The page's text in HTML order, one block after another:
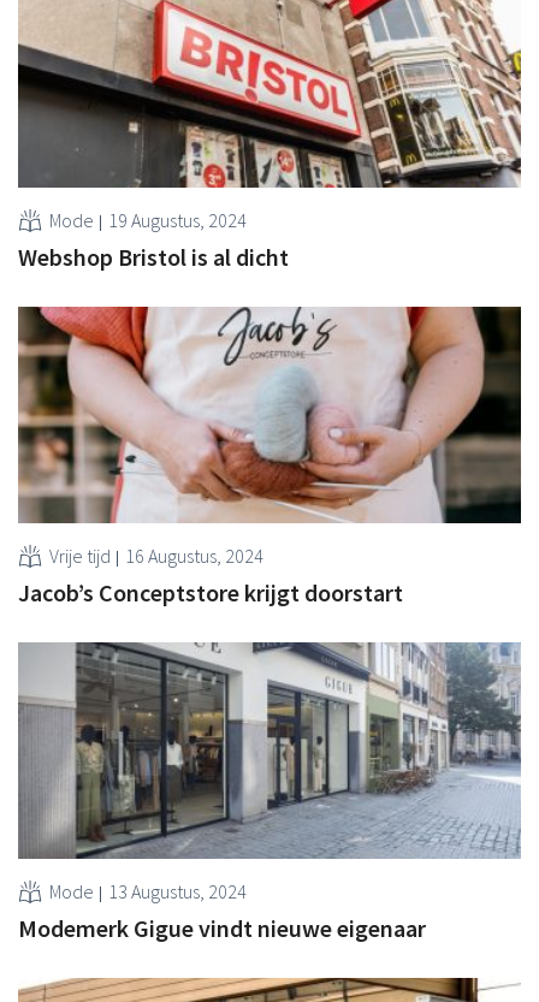
Mode 19 Augustus, 2024
Webshop Bristol is al dicht
Vrije tijd 16 Augustus, 2024
Jacob’s Conceptstore krijgt doorstart
Mode 13 Augustus, 2024
Modemerk Gigue vindt nieuwe eigenaar